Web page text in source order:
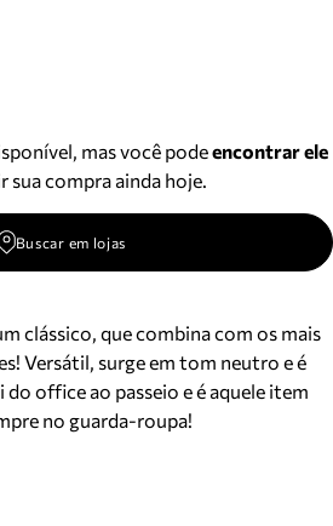
mas você podeencontrar ele
sua compra ainda hoje.
Buscar em lojas
clássico, que combina com os mais
Versátil, surge em tom neutro e é
office ao passeio e é aquele item
no guarda-roupa!